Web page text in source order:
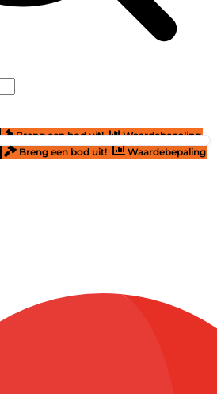
Breng een bod uit!
Waardebepaling
Breng een bod uit! Waardebepaling